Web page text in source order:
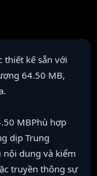
thiết kế sẵn với
64.50 MB,
MBPhù hợp
dịp Trung
nội dung và kiểm
truyền thông sự